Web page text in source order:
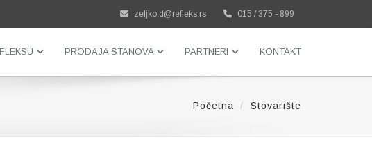
zeljko.d@refleks.rs 015 / 375 - 899
PRODAJA STANOVA PARTNERI KONTAKT
Početna Stovarište